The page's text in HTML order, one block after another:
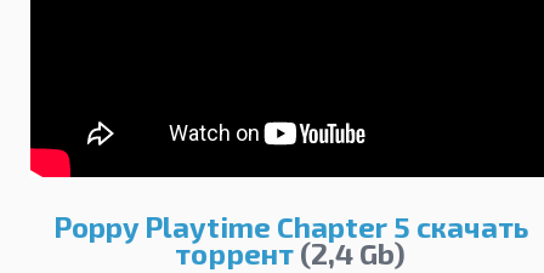
Poppy Playtime Chapter 5 скачать
торрент (2,4 Gb)